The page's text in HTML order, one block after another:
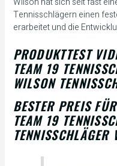
Tennisschlägern einen
erarbeitet und die
PRODUKTTEST
TEAM 19
WILSON
BESTER PREIS
TEAM 19